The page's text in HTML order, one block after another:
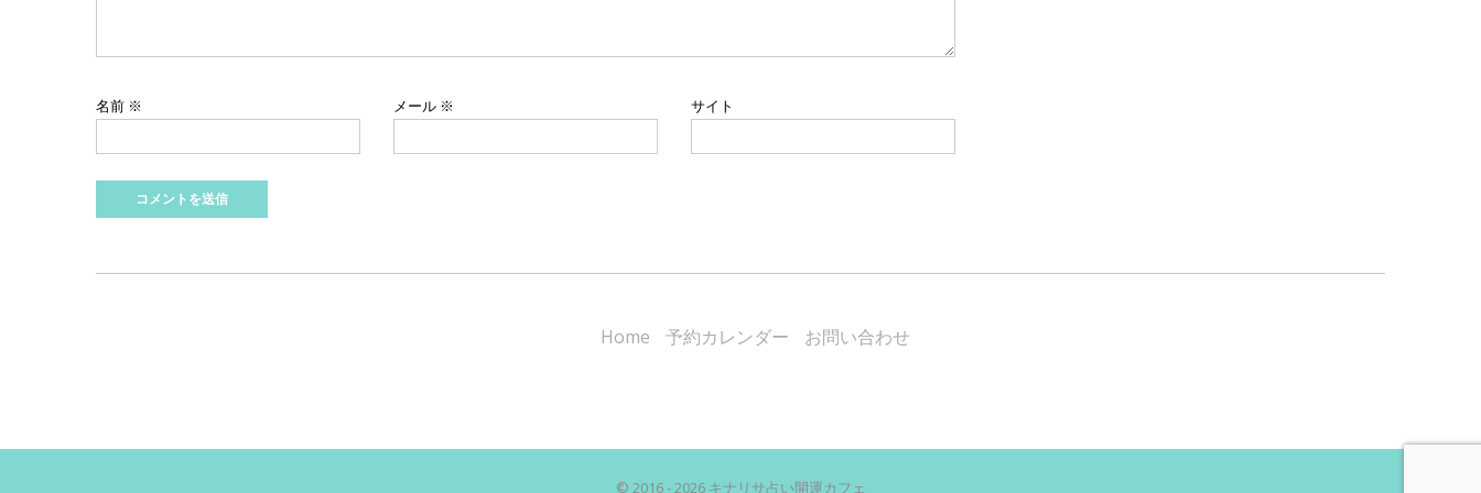
名前 ※ メール ※ サイト
Home 予約カレンダー お問い合わせ
© 2016 - 2026 キナリサ占い開運カフェ